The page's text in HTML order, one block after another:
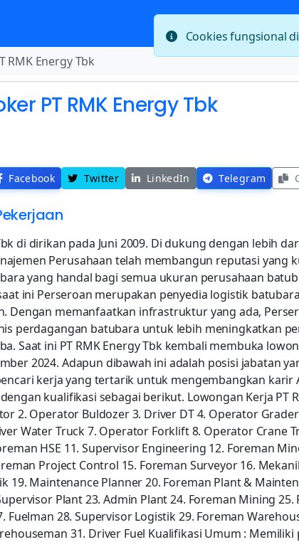
RMK Energy Tbk
PT RMK Energy Tbk
Facebook Twitter LinkedIn Telegram
di dirikan pada Juni 2009. Di dukung dengan lebih
Perusahaan telah membangun reputasi yang
yang handal bagi semua ukuran perusahaan
ini Perseroan merupakan penyedia logistik
Dengan memanfaatkan infrastruktur yang ada,
perdagangan batubara untuk lebih meningkatkan
Saat ini PT RMK Energy Tbk kembali membuka
2024. Adapun dibawah ini adalah posisi jabatan
kerja yang tertarik untuk mengembangkan karir
kualifikasi sebagai berikut. Lowongan Kerja PT
2. Operator Buldozer 3. Driver DT 4. Operator
Water Truck 7. Operator Forklift 8. Operator Crane
HSE 11. Supervisor Engineering 12. Foreman
Project Control 15. Foreman Surveyor 16.
19. Maintenance Planner 20. Foreman Plant &
Plant 23. Admin Plant 24. Foreman Mining 25.
Fuelman 28. Supervisor Logistik 29. Foreman
31. Driver Fuel Kualifikasi Umum :
Cookies fungsional